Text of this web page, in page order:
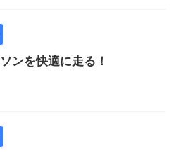
ンを快適に走る！